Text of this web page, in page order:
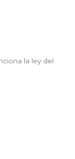
la ley del